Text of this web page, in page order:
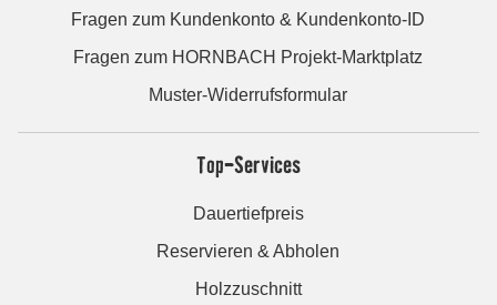
Fragen zum Kundenkonto & Kundenkonto-ID
Fragen zum HORNBACH Projekt-Marktplatz
Muster-Widerrufsformular
Top-Services
Dauertiefpreis
Reservieren & Abholen
Holzzuschnitt